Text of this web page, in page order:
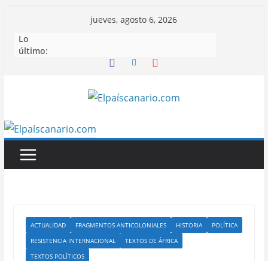
contenido
jueves, agosto 6, 2026
Lo
último:
ACTUALIDAD FRAGMENTOS ANTICOLONIALES HISTORIA
POLÍTICA
RESISTENCIA INTERNACIONAL
TEXTOS DE ÁFRICA
TEXTOS POLÍTICOS